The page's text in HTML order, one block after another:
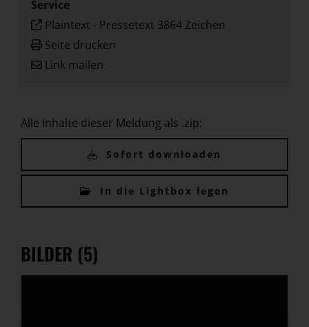
Service
Plaintext - Pressetext 3864 Zeichen
Seite drucken
Link mailen
Alle Inhalte dieser Meldung als .zip:
Sofort downloaden
In die Lightbox legen
BILDER (5)